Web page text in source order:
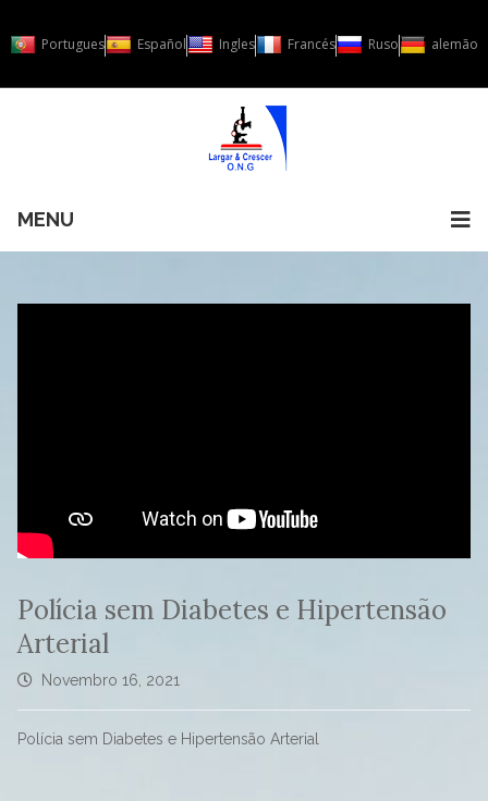
Portugues Español Ingles Francés Ruso alemão
MENU
Polícia sem Diabetes e Hipertensão
Arterial
Novembro 16, 2021
Polícia sem Diabetes e Hipertensão Arterial